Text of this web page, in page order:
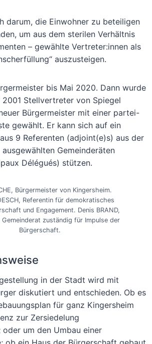
darum, die Einwohner zu beteiligen
um aus dem sterilen Verhältnis
– gewählte Vertreter:innen als
auszusteigen.
bis Mai 2020. Dann wurde
2001 Stellvertreter von Spiegel
Bürgermeister mit einer partei-
gewählt. Er kann sich auf ein
9 Referenten (adjoint(e)s) aus der
ausgewählten Gemeinderäten
Délégués) stützen.
Bürgermeister von Kingersheim.
Referentin für demokratisches
und Engagement. Denis BRAND,
zuständig für Impulse der
Bürgerschaft.
in der Stadt wird mit
diskutiert und entschieden. Ob es
für ganz Kingersheim
zur Zersiedelung
um den Umbau einer